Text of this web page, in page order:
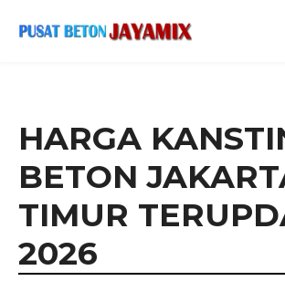
HARGA
BETON
TIMUR
2026